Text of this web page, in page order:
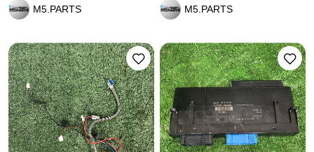
M5.PARTS M5.PARTS